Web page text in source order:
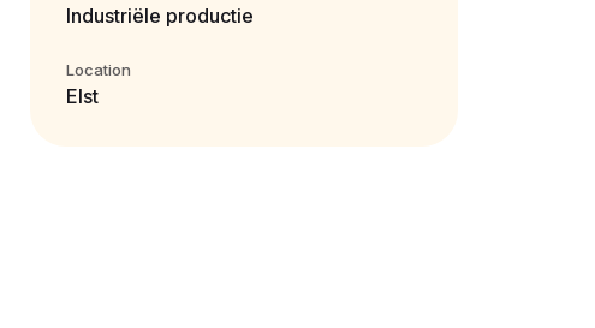
Industriële productie
Location
Elst